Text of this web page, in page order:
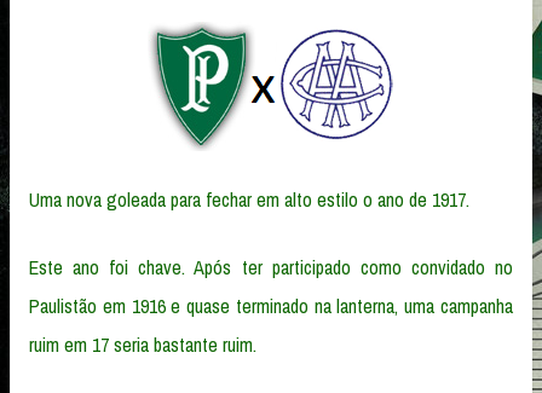
Uma nova goleada para fechar em alto estilo o ano de 1917.
Este ano foi chave. Após ter participado como convidado no
Paulistão em 1916 e quase terminado na lanterna, uma campanha
ruim em 17 seria bastante ruim.